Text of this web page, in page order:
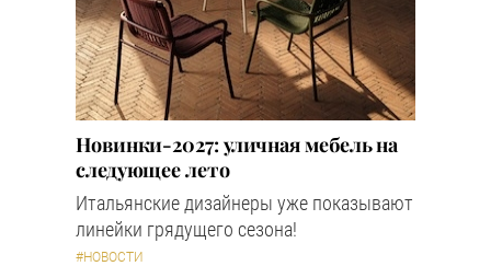
Новинки-2027: уличная мебель на
следующее лето
Итальянские дизайнеры уже показывают
линейки грядущего сезона!
#НОВОСТИ